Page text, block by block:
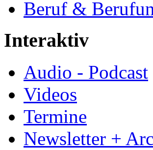
Beruf &
Interaktiv
Audio - Podcast
Videos
Termine
Newsletter +